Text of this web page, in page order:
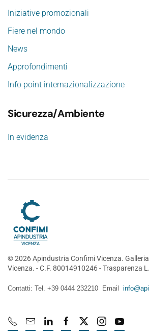
Iniziative promozionali
Fiere nel mondo
News
Approfondimenti
Info point internazionalizzazione
Sicurezza/Ambiente
In evidenza
©2026Apindustria Confimi Vicenza.
Vicenza. - C.F. 80014910246 -Trasparenza
Contatti: Tel. +39 0444 232210 Email